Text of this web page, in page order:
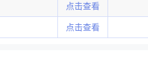
点击查看
点击查看